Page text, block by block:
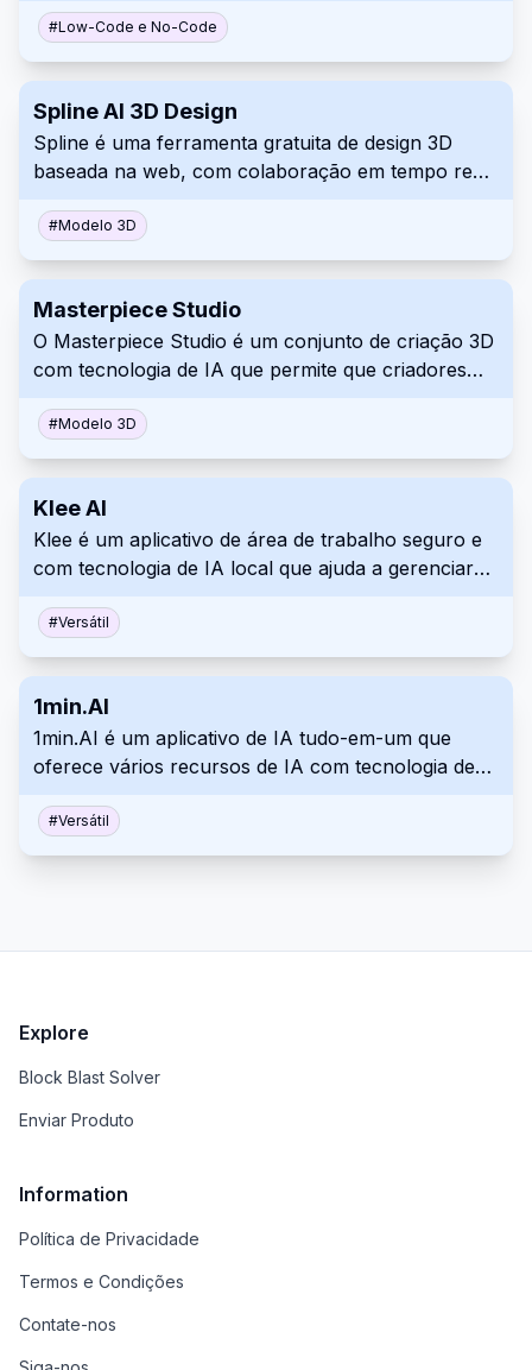
interfaces de usuário.
#Low-Code e No-Code
Spline AI 3D Design
Spline é uma ferramenta gratuita de design 3D
baseada na web, com colaboração em tempo real
interativas para a web diretamente no navegador.
#Modelo 3D
Masterpiece Studio
O Masterpiece Studio é um conjunto de criação 3D
com tecnologia de IA que permite que criadores
conteúdo 3D com facilidade usando tecnologias de
realidade virtual e aprendizado de máquina.
#Modelo 3D
Klee AI
Klee é um aplicativo de área de trabalho seguro e
com tecnologia de IA local que ajuda a gerenciar
código aberto, tudo isso protegendo a privacidade
dos seus dados.
#Versátil
1min.AI
1min.AI é um aplicativo de IA tudo-em-um que
oferece vários recursos de IA com tecnologia de
imagem, áudio e vídeo.
#Versátil
Explore
Block Blast Solver
Enviar Produto
Information
Política de Privacidade
Termos e Condições
Contate-nos